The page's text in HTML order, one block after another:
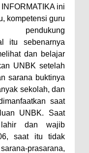
ini
kompetensi guru
pendukung
itu sebenarnya
dan belajar
UNBK setelah
sarana buktinya
sekolah, dan
saat
UNBK. Saat
lahir dan wajib
saat itu tidak
prasarana,